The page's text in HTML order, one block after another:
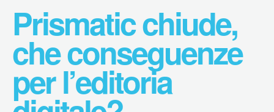
Prismatic chiude,
che conseguenze
per l’editoria